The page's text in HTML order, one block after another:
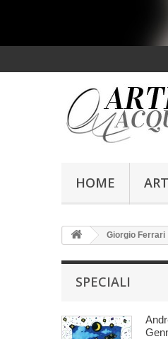
HOME
Giorgio Ferrari
SPECIALI